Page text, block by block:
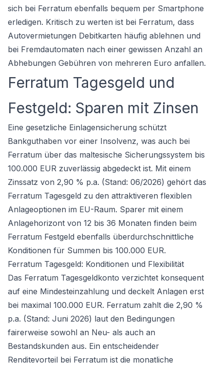
sich bei Ferratum ebenfalls bequem per Smartphone
erledigen. Kritisch zu werten ist bei Ferratum, dass
Autovermietungen Debitkarten häufig ablehnen und
bei Fremdautomaten nach einer gewissen Anzahl an
Abhebungen Gebühren von mehreren Euro anfallen.
Ferratum Tagesgeld und
Festgeld: Sparen mit Zinsen
Eine gesetzliche Einlagensicherung schützt
Bankguthaben vor einer Insolvenz, was auch bei
Ferratum über das maltesische Sicherungssystem bis
100.000 EUR zuverlässig abgedeckt ist. Mit einem
Zinssatz von 2,90 % p.a. (Stand: 06/2026) gehört das
Ferratum Tagesgeld zu den attraktiveren flexiblen
Anlageoptionen im EU-Raum. Sparer mit einem
Anlagehorizont von 12 bis 36 Monaten finden beim
Ferratum Festgeld ebenfalls überdurchschnittliche
Konditionen für Summen bis 100.000 EUR.
Ferratum Tagesgeld: Konditionen und Flexibilität
Das Ferratum Tagesgeldkonto verzichtet konsequent
auf eine Mindesteinzahlung und deckelt Anlagen erst
bei maximal 100.000 EUR. Ferratum zahlt die 2,90 %
p.a. (Stand: Juni 2026) laut den Bedingungen
fairerweise sowohl an Neu- als auch an
Bestandskunden aus. Ein entscheidender
Renditevorteil bei Ferratum ist die monatliche